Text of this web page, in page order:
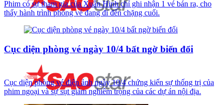
Phim có sự tham gia của Xuân Hinh chỉ ghi nhận 1 vé bán ra, cho
thấy hành trình phòng vé đang đi đến chặng cuối.
Cục diện phòng vé ngày 10/4 bất ngờ biến đổi
Cục diện phòng vé điện ảnh ngày 10/4 chứng kiến sự thống trị của
phim ngoại và sự sụt giảm nghiêm trọng của các dự án nội địa.